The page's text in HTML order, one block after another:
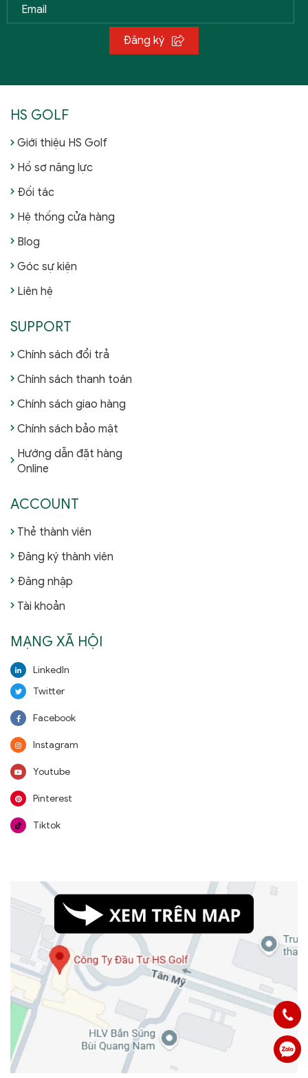
Đăng ký
HS GOLF
Giới thiệu HS Golf
Hồ sơ năng lực
Đối tác
Hệ thống cửa hàng
Blog
Góc sự kiện
Liên hệ
SUPPORT
Chính sách đổi trả
Chính sách thanh toán
Chính sách giao hàng
Chính sách bảo mật
Hướng dẫn đặt hàng
Online
ACCOUNT
Thẻ thành viên
Đăng ký thành viên
Đăng nhập
Tài khoản
MẠNG XÃ HỘI
LinkedIn
Twitter
Facebook
Instagram
Youtube
Pinterest
Tiktok